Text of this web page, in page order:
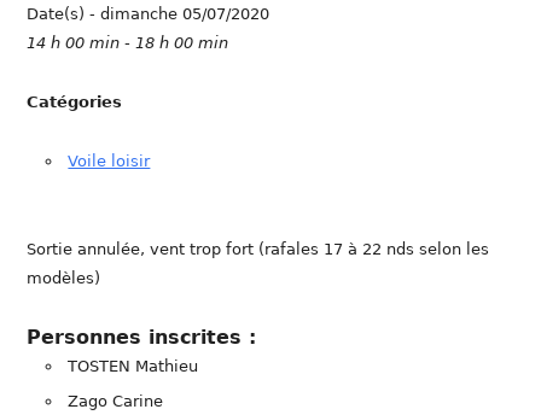
Date(s) - dimanche 05/07/2020
14 h 00 min - 18 h 00 min
Catégories
Voile loisir
Sortie annulée, vent trop fort (rafales 17 à 22 nds selon les
modèles)
Personnes inscrites :
TOSTEN Mathieu
Zago Carine